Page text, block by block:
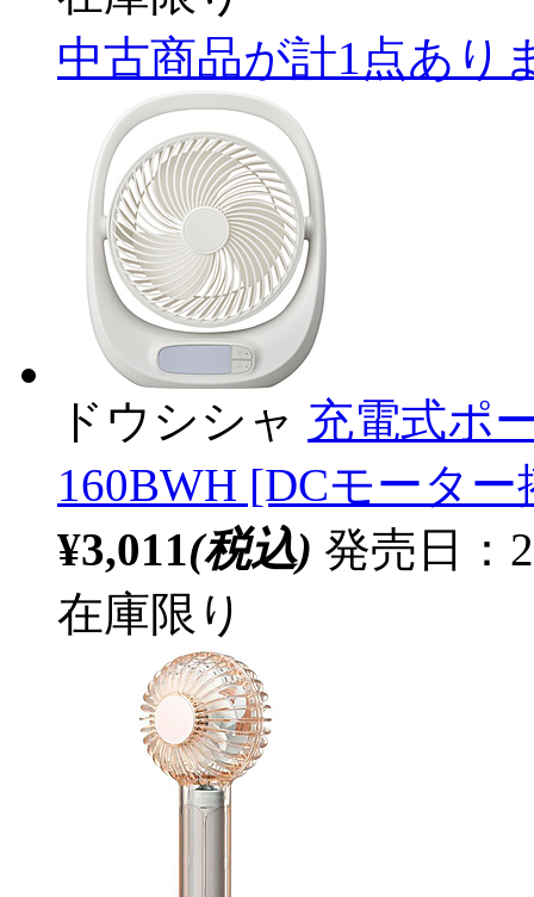
中古商品が計1点あり
ドウシシャ 充電式ポ
160BWH [DCモーター
¥3,011(税込) 発売日：
在庫限り